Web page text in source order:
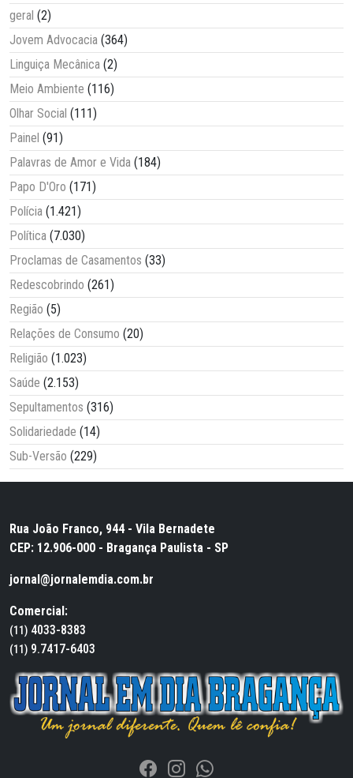
geral (2)
Jovem Advocacia (364)
Linguiça Mecânica (2)
Meio Ambiente (116)
Olhar Social (111)
Painel (91)
Palavras de Amor e Vida (184)
Papo D'Oro (171)
Polícia (1.421)
Política (7.030)
Proclamas de Casamentos (33)
Redescobrindo (261)
Região (5)
Relações de Consumo (20)
Religião (1.023)
Saúde (2.153)
Sepultamentos (316)
Solidariedade (14)
Sub-Versão (229)
Rua João Franco, 944 - Vila Bernadete
CEP: 12.906-000 - Bragança Paulista - SP
jornal@jornalemdia.com.br
Comercial:
(11) 4033-8383
(11) 9.7417-6403